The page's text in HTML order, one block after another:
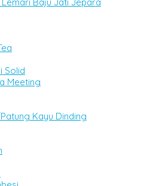
Solid
Meeting
Kayu Dinding